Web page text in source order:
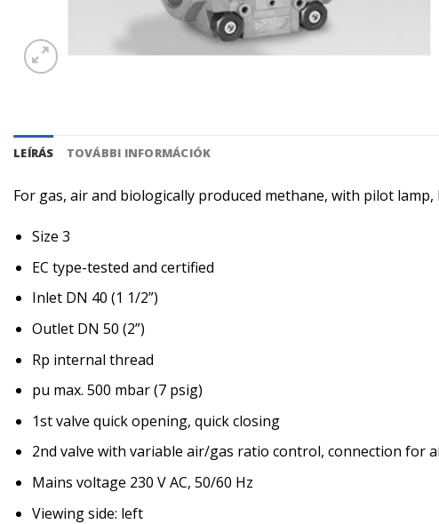
LEÍRÁS TOVÁBBI INFORMÁCIÓK
For gas, air and biologically produced methane, with pilot
Size 3
EC type-tested and certified
Inlet DN 40 (1 1/2”)
Outlet DN 50 (2”)
Rp internal thread
pu max. 500 mbar (7 psig)
1st valve quick opening, quick closing
2nd valve with variable air/gas ratio control, connection for
Mains voltage 230 V AC, 50/60 Hz
Viewing side: left